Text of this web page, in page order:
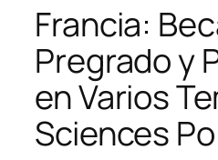
Francia:
Pregrado y
en Varios
Sciences Po